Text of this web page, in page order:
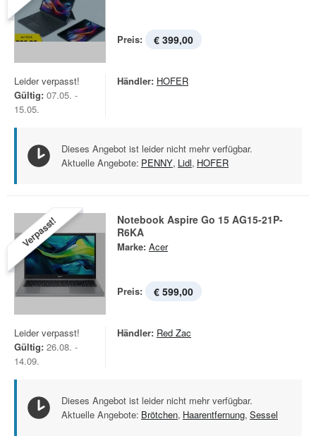
Preis: € 399,00
Leider verpasst!
Gültig: 07.05. -
15.05.
Händler: HOFER
Dieses Angebot ist leider nicht mehr verfügbar.
Aktuelle Angebote: PENNY, Lidl, HOFER
Verpasst!
Notebook Aspire Go 15 AG15-21P-
R6KA
Marke: Acer
Preis: € 599,00
Leider verpasst!
Gültig: 26.08. -
14.09.
Händler: Red Zac
Dieses Angebot ist leider nicht mehr verfügbar.
Aktuelle Angebote: Brötchen, Haarentfernung, Sessel